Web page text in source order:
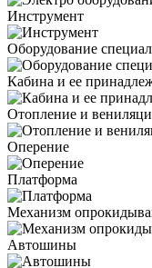
Инструмент
Оборудование
Кабина и ее
Отопление и
Оперение
Платформа
Механизм
Автошины